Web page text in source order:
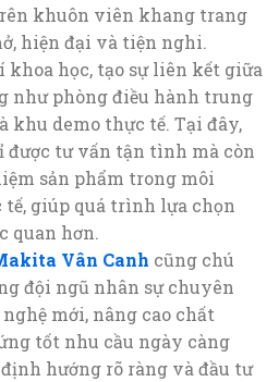
khuôn viên khang trang
hiện đại và tiện nghi.
khoa học, tạo sự liên kết giữa
như phòng điều hành trung
khu demo thực tế. Tại đây,
tư vấn tận tình mà còn
sản phẩm trong môi
giúp quá trình lựa chọn
quan hơn.
Vân Canh cũng chú
đội ngũ nhân sự chuyên
mới, nâng cao chất
tốt nhu cầu ngày càng
hướng rõ ràng và đầu tư